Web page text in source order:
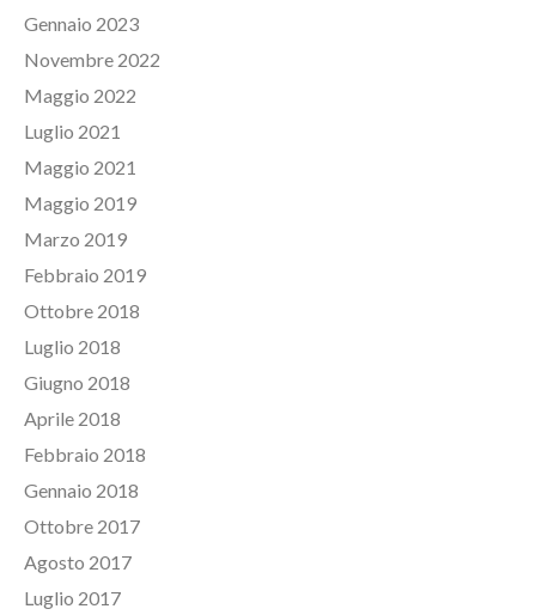
Gennaio 2023
Novembre 2022
Maggio 2022
Luglio 2021
Maggio 2021
Maggio 2019
Marzo 2019
Febbraio 2019
Ottobre 2018
Luglio 2018
Giugno 2018
Aprile 2018
Febbraio 2018
Gennaio 2018
Ottobre 2017
Agosto 2017
Luglio 2017